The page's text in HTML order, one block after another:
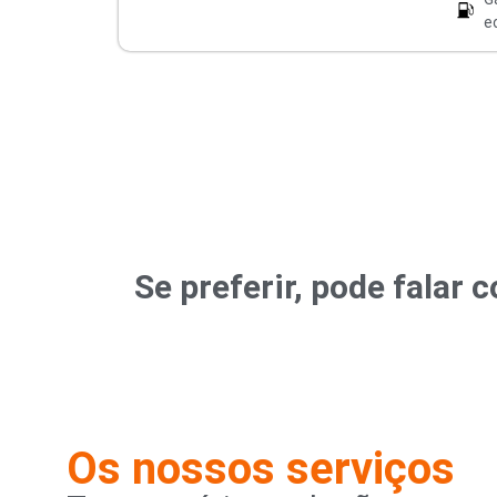
Se preferir, pode falar
Os nossos serviços